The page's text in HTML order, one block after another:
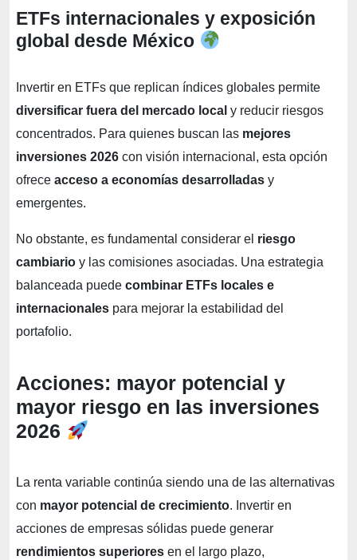
ETFs internacionales y exposición
global desde México
Invertir en ETFs que replican índices globales permite
diversificar fuera del mercado local y reducir riesgos
concentrados. Para quienes buscan las mejores
inversiones 2026 con visión internacional, esta opción
ofrece acceso a economías desarrolladas y
emergentes.
No obstante, es fundamental considerar el riesgo
cambiario y las comisiones asociadas. Una estrategia
balanceada puede combinar ETFs locales e
internacionales para mejorar la estabilidad del
portafolio.
Acciones: mayor potencial y
mayor riesgo en las inversiones
2026
La renta variable continúa siendo una de las alternativas
con mayor potencial de crecimiento. Invertir en
acciones de empresas sólidas puede generar
rendimientos superiores en el largo plazo,